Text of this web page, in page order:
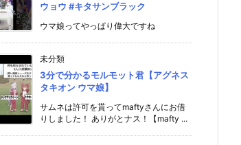
ウョウ #キタサンブラック
ウマ娘ってやっぱり偉大ですね
未分類
3分で分かるモルモット君【アグネス
タキオン ウマ娘】
サムネは許可を貰ってmaftyさんにお借
りしました！ ありがとナス！【mafty ...